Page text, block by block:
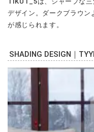
デザイン。ダークブラウン
が感じられます。
SHADING DESIGN｜